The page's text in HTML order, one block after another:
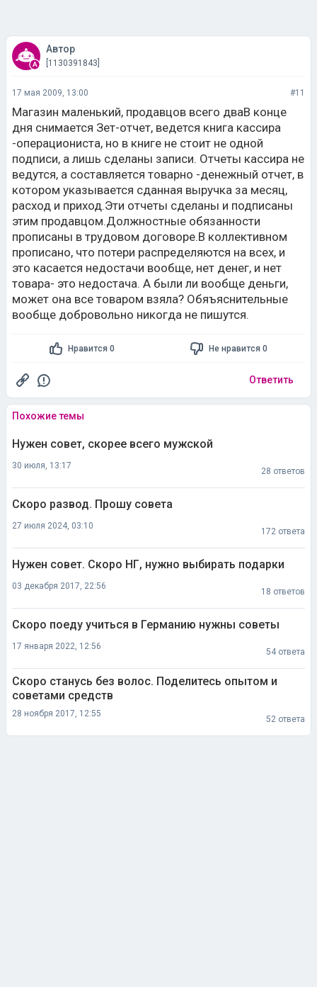
Автор
[1130391843]
17 мая 2009, 13:00 #11
Магазин маленький, продавцов всего дваВ конце
дня снимается Зет-отчет, ведется книга кассира
-операциониста, но в книге не стоит не одной
подписи, а лишь сделаны записи. Отчеты кассира не
ведутся, а составляется товарно -денежный отчет, в
котором указывается сданная выручка за месяц,
расход и приход.Эти отчеты сделаны и подписаны
этим продавцом.Должностные обязанности
прописаны в трудовом договоре.В коллективном
прописано, что потери распределяются на всех, и
это касается недостачи вообще, нет денег, и нет
товара- это недостача. А были ли вообще деньги,
может она все товаром взяла? Обяъяснительные
вообще добровольно никогда не пишутся.
Нравится 0 Не нравится 0
Ответить
Похожие темы
Нужен совет, скорее всего мужской
30 июля, 13:17
28 ответов
Скоро развод. Прошу совета
27 июля 2024, 03:10
172 ответа
Нужен совет. Скоро НГ, нужно выбирать подарки
03 декабря 2017, 22:56
18 ответов
Скоро поеду учиться в Германию нужны советы
17 января 2022, 12:56
54 ответа
Скоро станусь без волос. Поделитесь опытом и
советами средств
28 ноября 2017, 12:55
52 ответа